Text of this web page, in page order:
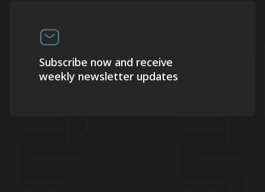
Subscribe now and receive
weekly newsletter updates